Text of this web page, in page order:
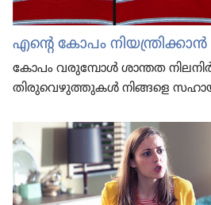
എന്റെ കോപം
കോപം വരുമ്പോൾ ശാന്തത
തിരുവെഴുത്തുകൾ നിങ്ങളെ